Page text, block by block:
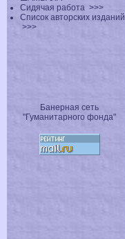
Сидячая работа >>>
Список авторских изданий
>>>
Банерная сеть
"Гуманитарного фонда"